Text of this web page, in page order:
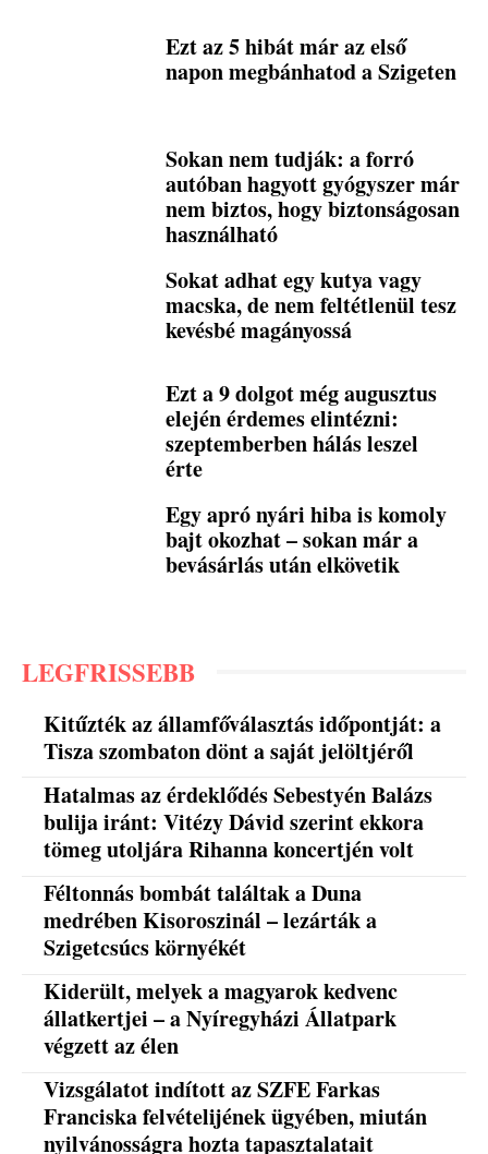
Ezt az 5 hibát már az első
napon megbánhatod a Szigeten
Sokan nem tudják: a forró
autóban hagyott gyógyszer már
nem biztos, hogy biztonságosan
használható
Sokat adhat egy kutya vagy
macska, de nem feltétlenül tesz
kevésbé magányossá
Ezt a 9 dolgot még augusztus
elején érdemes elintézni:
szeptemberben hálás leszel
érte
Egy apró nyári hiba is komoly
bajt okozhat – sokan már a
bevásárlás után elkövetik
LEGFRISSEBB
Kitűzték az államfőválasztás időpontját: a
Tisza szombaton dönt a saját jelöltjéről
Hatalmas az érdeklődés Sebestyén Balázs
bulija iránt: Vitézy Dávid szerint ekkora
tömeg utoljára Rihanna koncertjén volt
Féltonnás bombát találtak a Duna
medrében Kisoroszinál – lezárták a
Szigetcsúcs környékét
Kiderült, melyek a magyarok kedvenc
állatkertjei – a Nyíregyházi Állatpark
végzett az élen
Vizsgálatot indított az SZFE Farkas
Franciska felvételijének ügyében, miután
nyilvánosságra hozta tapasztalatait